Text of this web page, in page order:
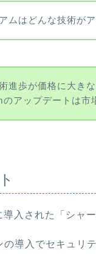
ムはどんな技術が
進歩が価格に大き
アップデートは市
入された「シャ
の導入でセキュリ